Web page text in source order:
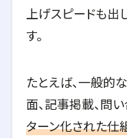
上げスピードも出
す。
たとえば、一般的
面、記事掲載、問
ターン化された仕